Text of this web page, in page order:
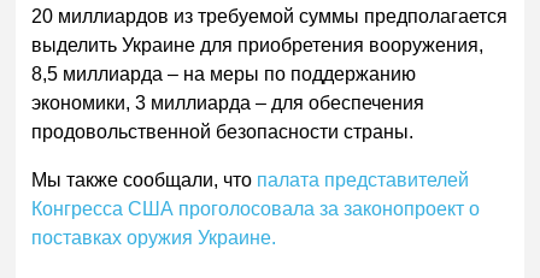
20 миллиардов из требуемой суммы предполагается
выделить Украине для приобретения вооружения,
8,5 миллиарда – на меры по поддержанию
экономики, 3 миллиарда – для обеспечения
продовольственной безопасности страны.
Мы также сообщали, что палата представителей
Конгресса США проголосовала за законопроект о
поставках оружия Украине.